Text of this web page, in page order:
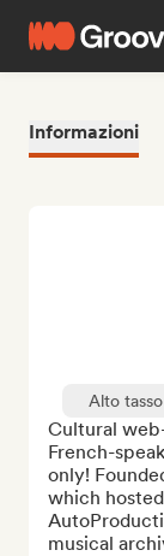
Informazioni
Alto
Cultural
French-
only!
which
musical